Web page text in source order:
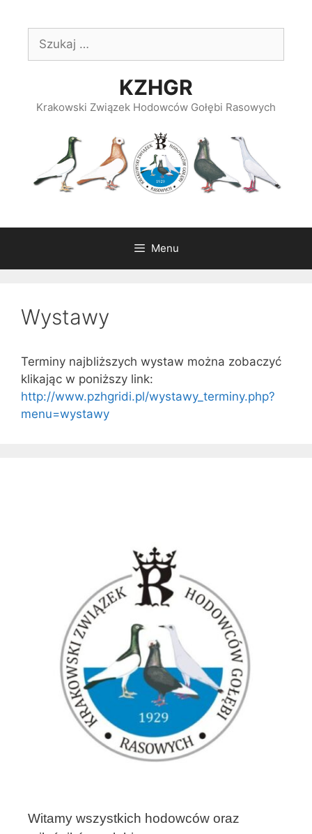
Szukaj:
KZHGR
Krakowski Związek Hodowców Gołębi Rasowych
Menu
Wystawy
Terminy najbliższych wystaw można zobaczyć
klikając w poniższy link:
http://www.pzhgridi.pl/wystawy_terminy.php?
menu=wystawy
Witamy wszystkich hodowców oraz